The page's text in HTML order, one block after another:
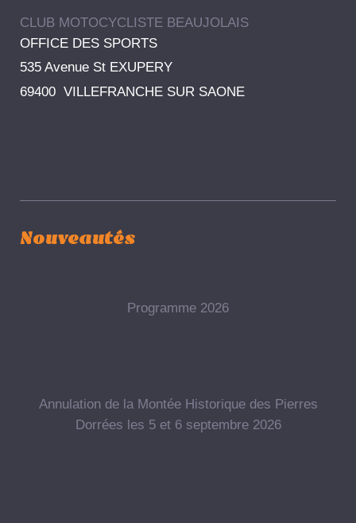
CLUB MOTOCYCLISTE BEAUJOLAIS
OFFICE DES SPORTS
535 Avenue St EXUPERY
69400 VILLEFRANCHE SUR SAONE
Nouveautés
Programme 2026
Annulation de la Montée Historique des Pierres
Dorrées les 5 et 6 septembre 2026